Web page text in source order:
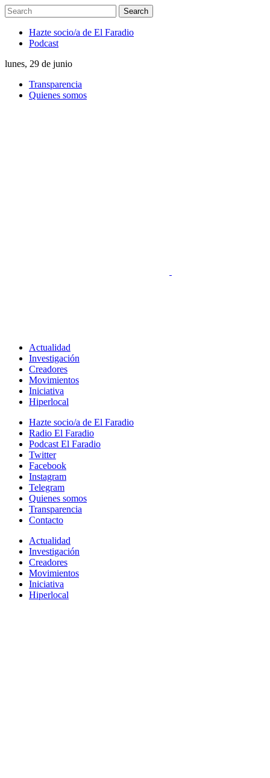
Hazte socio/a de El Faradio
Podcast
lunes, 29 de junio
Transparencia
Quienes somos
Actualidad
Investigación
Creadores
Movimientos
Iniciativa
Hiperlocal
Hazte socio/a de El Faradio
Radio El Faradio
Podcast El Faradio
Twitter
Facebook
Instagram
Telegram
Quienes somos
Transparencia
Contacto
Actualidad
Investigación
Creadores
Movimientos
Iniciativa
Hiperlocal